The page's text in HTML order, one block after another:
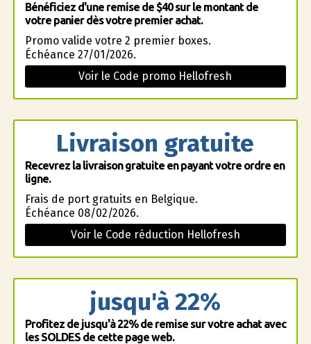
Bénéficiez d'une remise de $40 sur le montant de
votre panier dès votre premier achat.
Promo valide votre 2 premier boxes.
Échéance 27/01/2026.
Voir le Code promo Hellofresh
Livraison gratuite
Recevrez la livraison gratuite en payant votre ordre en
ligne.
Frais de port gratuits en Belgique.
Échéance 08/02/2026.
Voir le Code réduction Hellofresh
jusqu'à 22%
Profitez de jusqu'à 22% de remise sur votre achat avec
les SOLDES de cette page web.